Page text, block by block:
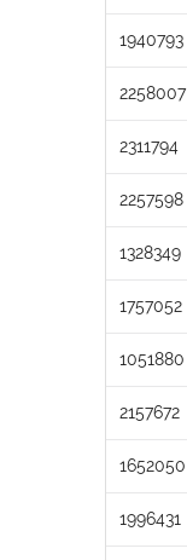
1940793
2258007
2311794
2257598
1328349
1757052
1051880
2157672
1652050
1996431